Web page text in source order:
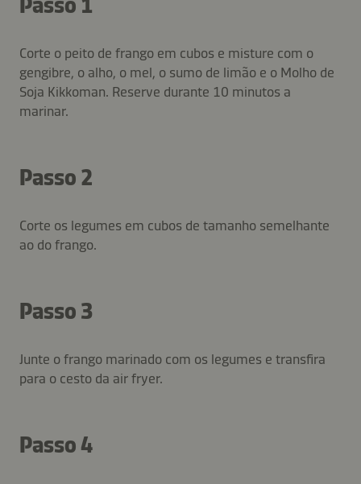
Corte o peito de frango em cubos e misture com o
gengibre, o alho, o mel, o sumo de limão e o Molho de
Soja Kikkoman. Reserve durante 10 minutos a
marinar.
Passo 2
Corte os legumes em cubos de tamanho semelhante
ao do frango.
Passo 3
Junte o frango marinado com os legumes e transfira
para o cesto da air fryer.
Passo 4